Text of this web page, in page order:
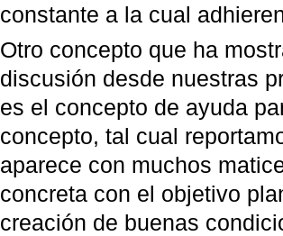
constante a la cual
Otro concepto que ha
discusión desde nuestras
es el concepto de ayuda
concepto, tal cual
aparece con muchos
concreta con el objetivo
creación de buenas